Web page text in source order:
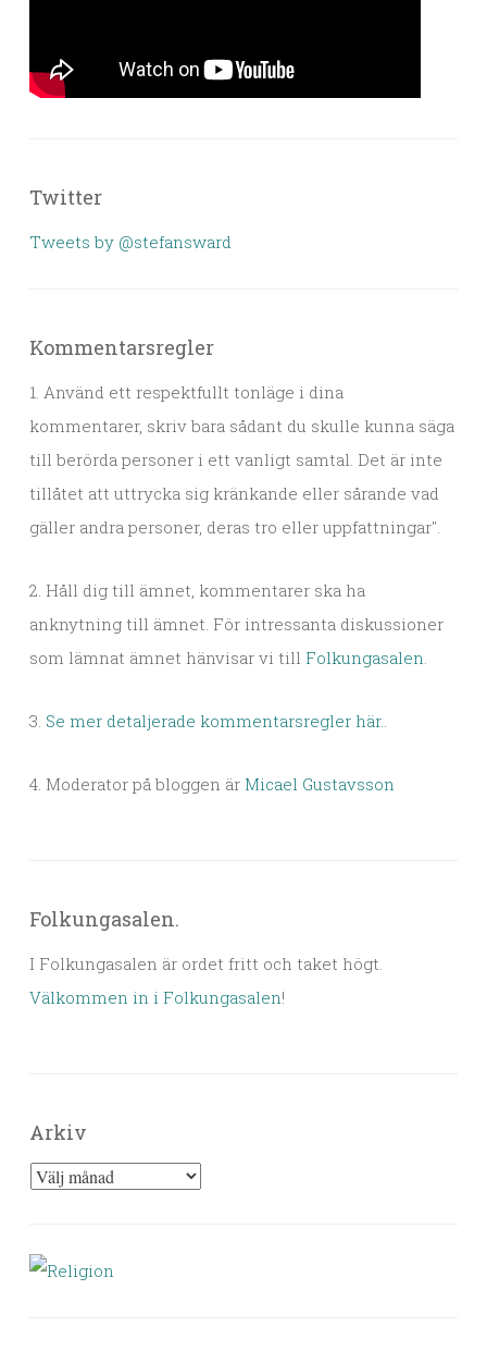
Twitter
Tweets by @stefansward
Kommentarsregler
1. Använd ett respektfullt tonläge i dina
kommentarer, skriv bara sådant du skulle kunna säga
till berörda personer i ett vanligt samtal. Det är inte
tillåtet att uttrycka sig kränkande eller sårande vad
gäller andra personer, deras tro eller uppfattningar".
2. Håll dig till ämnet, kommentarer ska ha
anknytning till ämnet. För intressanta diskussioner
som lämnat ämnet hänvisar vi till Folkungasalen.
3. Se mer detaljerade kommentarsregler här..
4. Moderator på bloggen är Micael Gustavsson
Folkungasalen.
I Folkungasalen är ordet fritt och taket högt.
Välkommen in i Folkungasalen!
Arkiv
Arkiv